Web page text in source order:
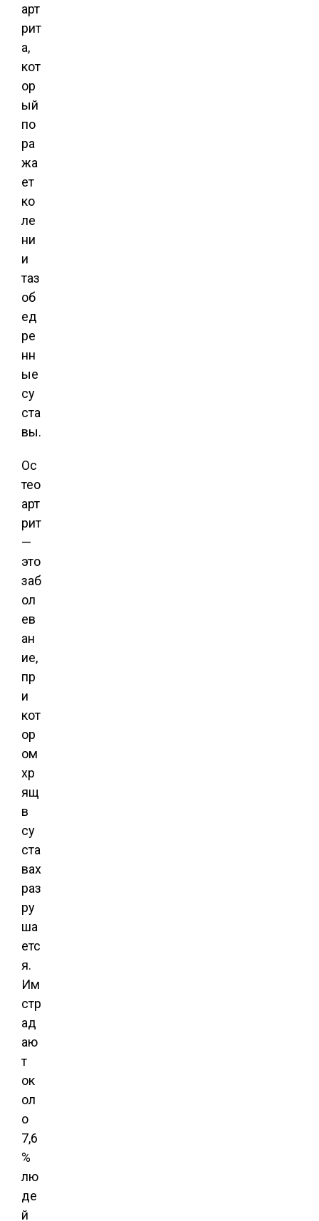
арт
рит
а,
кот
ор
ый
по
ра
жа
ет
ко
ле
ни
и
таз
об
ед
ре
нн
ые
су
ста
вы.
Ос
тео
арт
рит
—
это
заб
ол
ев
ан
ие,
пр
и
кот
ор
ом
хр
ящ
в
су
ста
вах
раз
ру
ша
етс
я.
Им
стр
ад
аю
т
ок
ол
о
7,6
%
лю
де
й